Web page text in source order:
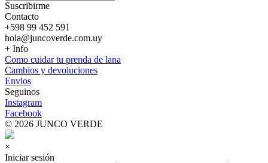
Suscribirme
Contacto
+598 99 452 591
hola@juncoverde.com.uy
+ Info
Como cuidar tu prenda de lana
Cambios y devoluciones
Envios
Seguinos
Instagram
Facebook
© 2026 JUNCO VERDE
×
Iniciar sesión